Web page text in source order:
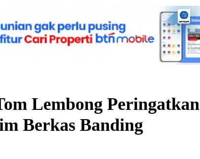
Lembong Peringatkan
Berkas Banding